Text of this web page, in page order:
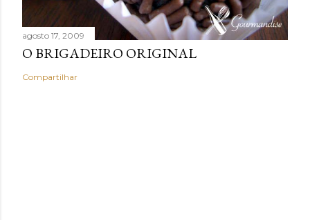
agosto 17, 2009
O BRIGADEIRO ORIGINAL
Compartilhar